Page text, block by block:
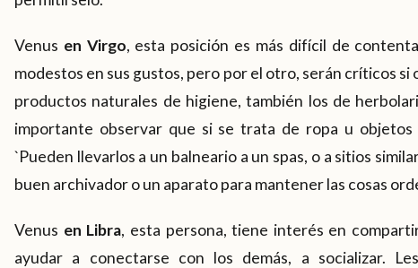
Venus en Virgo, esta posición es más difícil de
modestos en sus gustos, pero por el otro, serán críticos
productos naturales de higiene, también los de
importante observar que si se trata de ropa u objetos
`Pueden llevarlos a un balneario a un spas, o a sitios
buen archivador o un aparato para mantener las cosas
Venus en Libra, esta persona, tiene interés en
ayudar a conectarse con los demás, a socializar.